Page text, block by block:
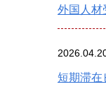
外国人材
短期滞在